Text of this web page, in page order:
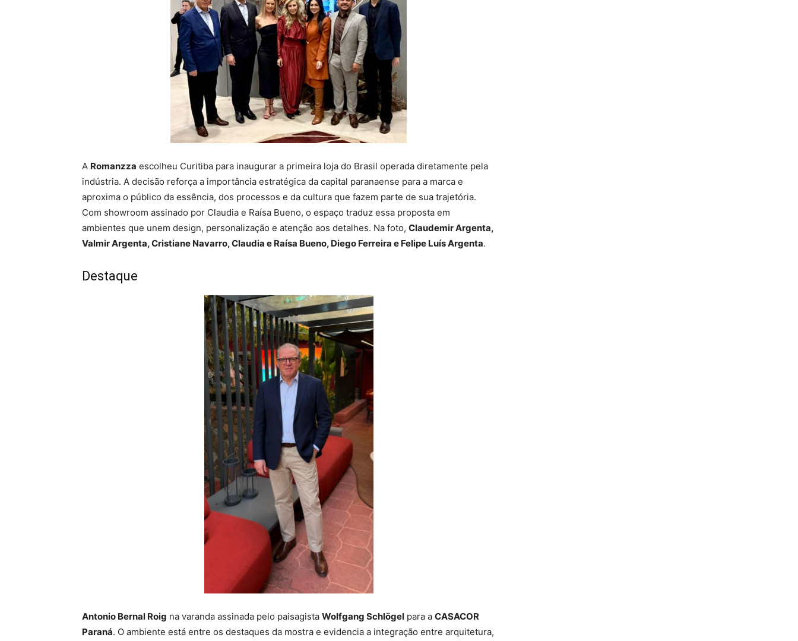
A Romanzza escolheu Curitiba para inaugurar a primeira loja do Brasil operada diretamente pela
indústria. A decisão reforça a importância estratégica da capital paranaense para a marca e
aproxima o público da essência, dos processos e da cultura que fazem parte de sua trajetória.
Com showroom assinado por Claudia e Raísa Bueno, o espaço traduz essa proposta em
ambientes que unem design, personalização e atenção aos detalhes. Na foto, Claudemir Argenta,
Valmir Argenta, Cristiane Navarro, Claudia e Raísa Bueno, Diego Ferreira e Felipe Luís Argenta.
Destaque
Antonio Bernal Roig na varanda assinada pelo paisagista Wolfgang Schlögel para a CASACOR
Paraná. O ambiente está entre os destaques da mostra e evidencia a integração entre arquitetura,